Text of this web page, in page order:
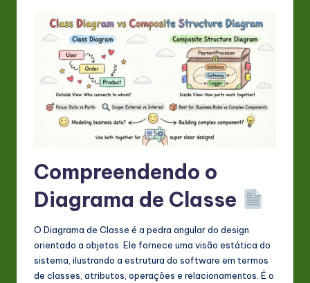
In
o
Compreendendo o
Diagrama de Classe
O Diagrama de Classe é a pedra angular do design
orientado a objetos. Ele fornece uma visão estática do
sistema, ilustrando a estrutura do software em termos
de classes, atributos, operações e relacionamentos. É o